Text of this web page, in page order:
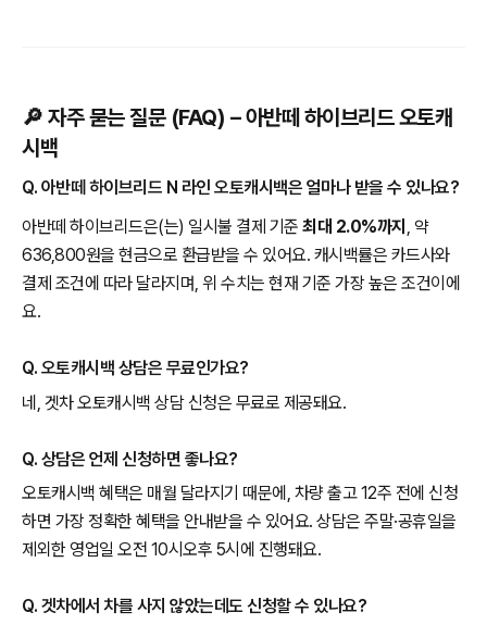
🔎 자주 묻는 질문 (FAQ) – 아반떼 하이브리드 오토캐
시백
Q. 아반떼 하이브리드 N 라인 오토캐시백은 얼마나 받을 수 있나요?
아반떼 하이브리드은(는) 일시불 결제 기준 최대 2.0%까지 , 약
636,800원을 현금으로 환급받을 수 있어요. 캐시백률은 카드사와
결제 조건에 따라 달라지며, 위 수치는 현재 기준 가장 높은 조건이에
요.
Q. 오토캐시백 상담은 무료인가요?
네, 겟차 오토캐시백 상담 신청은 무료로 제공돼요.
Q. 상담은 언제 신청하면 좋나요?
오토캐시백 혜택은 매월 달라지기 때문에, 차량 출고 12주 전에 신청
하면 가장 정확한 혜택을 안내받을 수 있어요. 상담은 주말·공휴일을
제외한 영업일 오전 10시오후 5시에 진행돼요.
Q. 겟차에서 차를 사지 않았는데도 신청할 수 있나요?